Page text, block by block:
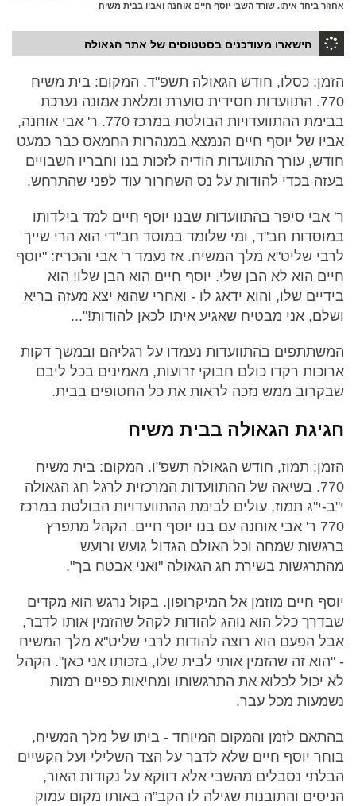
אחזור ביחד איתו. שורד השבי יוסף חיים אוחנה ואביו בבית משיח
הישארו מעודכנים בסטטוסים של אתר הגאולה
הזמן: כסלו, חודש הגאולה תשפ"ד. המקום: בית משיח
770. התוועדות חסידית סוערת ומלאת אמונה נערכת
בבימת ההתוועדויות הבולטת במרכז 770. ר' אבי אוחנה,
אביו של יוסף חיים הנמצא במנהרות החמאס כבר כמעט
חודש, עורך התוועדות הודיה לזכות בנו וחבריו השבויים
בעזה בכדי להודות על נס השחרור עוד לפני שהתרחש.
ר' אבי סיפר בהתוועדות שבנו יוסף חיים למד בילדותו
במוסדות חב"ד, ומי שלומד במוסד חב"די הוא הרי שייך
לרבי שליט"א מלך המשיח. אז נעמד ר' אבי והכריז: "יוסף
חיים הוא לא הבן שלי. יוסף חיים הוא הבן שלו! הוא
בידיים שלו, והוא ידאג לו - ואחרי שהוא יצא מעזה בריא
ושלם, אני מבטיח שאגיע איתו לכאן להודות!"...
המשתתפים בהתוועדות נעמדו על רגליהם ובמשך דקות
ארוכות רקדו כולם חבוקי זרועות, מאמינים בכל ליבם
שבקרוב ממש נזכה לראות את כל החטופים בבית.
חגיגת הגאולה בבית משיח
הזמן: תמוז, חודש הגאולה תשפ"ו. המקום: בית משיח
770. בשיאה של ההתוועדות המרכזית לרגל חג הגאולה
י"ב-י"ג תמוז, עולים לבימת ההתוועדויות הבולטת במרכז
770 ר' אבי אוחנה עם בנו יוסף חיים. הקהל מתפרץ
ברגשות שמחה וכל האולם הגדול גועש ורועש
מהתרגשות בשירת חג הגאולה "ואני אבטח בך".
יוסף חיים מוזמן אל המיקרופון. בקול נרגש הוא מקדים
שבדרך כלל הוא נוהג להודות לקהל שהזמין אותו לדבר,
אבל הפעם הוא רוצה להודות לרבי שליט"א מלך המשיח
- "הוא זה שהזמין אותי לבית שלו, בזכותו אני כאן". הקהל
לא יכול לכלוא את התרגשותו ומחיאות כפיים רמות
נשמעות מכל עבר.
בהתאם לזמן והמקום המיוחד - ביתו של מלך המשיח,
בוחר יוסף חיים שלא לדבר על הצד השלילי ועל הקשיים
הבלתי נסבלים מהשבי אלא דווקא על נקודות האור,
הניסים והתובנות שגילה לו הקב”ה באותו מקום עמוק